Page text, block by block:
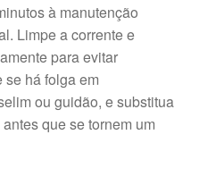
à manutenção
Limpe a corrente e
para evitar
há folga em
ou guidão, e substitua
que se tornem um